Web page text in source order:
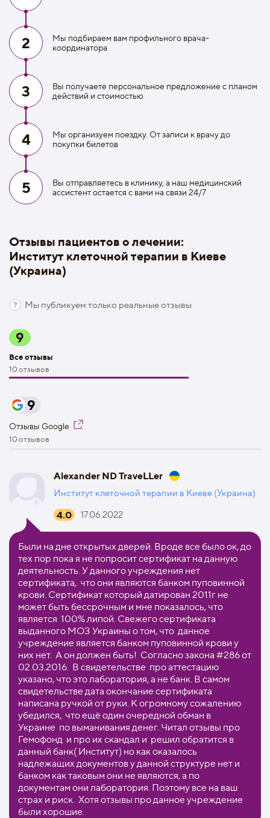
2
Мы подбираем вам профильного врача-
координатора
3
Вы получаете персональное предложение с планом
действий и стоимостью
4
Мы организуем поездку. От записи к врачу до
покупки билетов
5
Вы отправляетесь в клинику, а наш медицинский
ассистент остается с вами на связи 24/7
Отзывы пациентов о лечении:
Институт клеточной терапии в Киеве
(Украина)
Мы публикуем только реальные отзывы
9
Все отзывы
10 отзывов
9
Отзывы Google
10 отзывов
Alexander ND TraveLLer
Институт клеточной терапии в Киеве (Украина)
4.0 17.06.2022
Были на дне открытых дверей. Вроде все было ок, до
тех пор пока я не попросит сертификат на данную
деятельность. У данного учреждения нет
сертификата, что они являются банком пуповинной
крови. Сертификат который датирован 2011г не
может быть бессрочным и мне показалось, что
является 100% липой. Свежего сертификата
выданного МОЗ Украины о том, что данное
учреждение является банком пуповинной крови у
них нет. А он должен быть! Согласно закона #286 от
02.03.2016. В свидетельстве про аттестацию
указано, что это лаборатория, а не банк. В самом
свидетельстве дата окончание сертификата
написана ручкой от руки. К огромному сожалению
убедился, что ещё один очередной обман в
Украине по выманивания денег. Читал отзывы про
Гемофонд и про их скандал и решил обратится в
данный банк( Институт) но как оказалось
надлежащих документов у данной структуре нет и
банком как таковым они не являются, а по
документам они лаборатория. Поэтому все на ваш
страх и риск. Хотя отзывы про данное учреждение
были хорошие.